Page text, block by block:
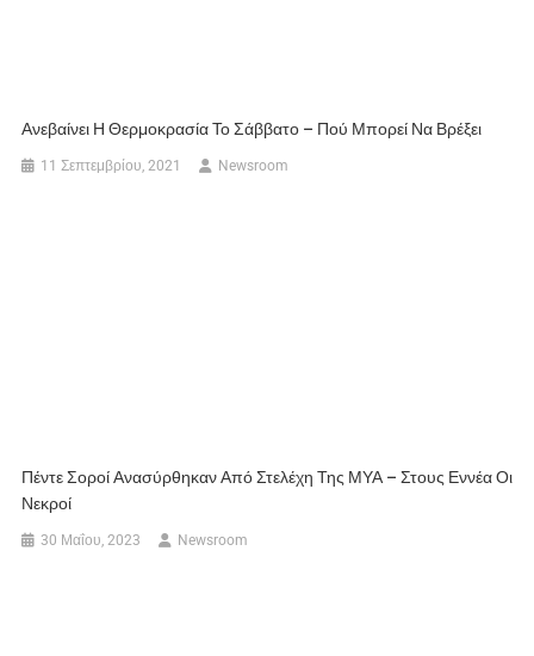
Ανεβαίνει Η Θερμοκρασία Το Σάββατο – Πού Μπορεί Να Βρέξει
11 Σεπτεμβρίου, 2021 Newsroom
Πέντε Σοροί Ανασύρθηκαν Από Στελέχη Της ΜΥΑ – Στους Εννέα Οι
Νεκροί
30 Μαΐου, 2023 Newsroom